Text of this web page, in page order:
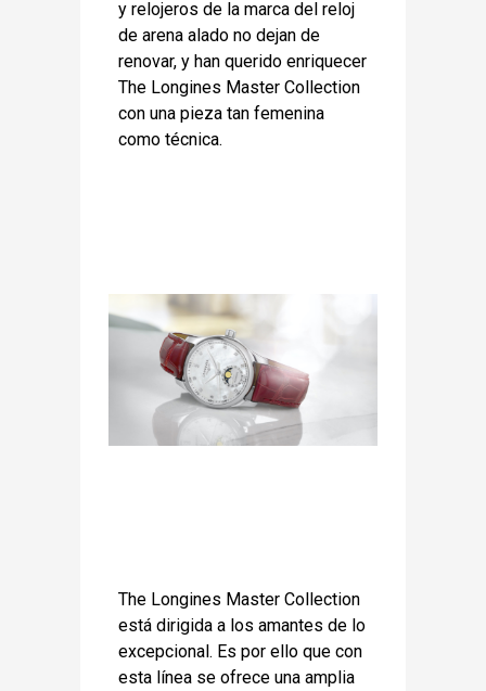
y relojeros de la marca del reloj
de arena alado no dejan de
renovar, y han querido enriquecer
The Longines Master Collection
con una pieza tan femenina
como técnica.
The Longines Master Collection
está dirigida a los amantes de lo
excepcional. Es por ello que con
esta línea se ofrece una amplia